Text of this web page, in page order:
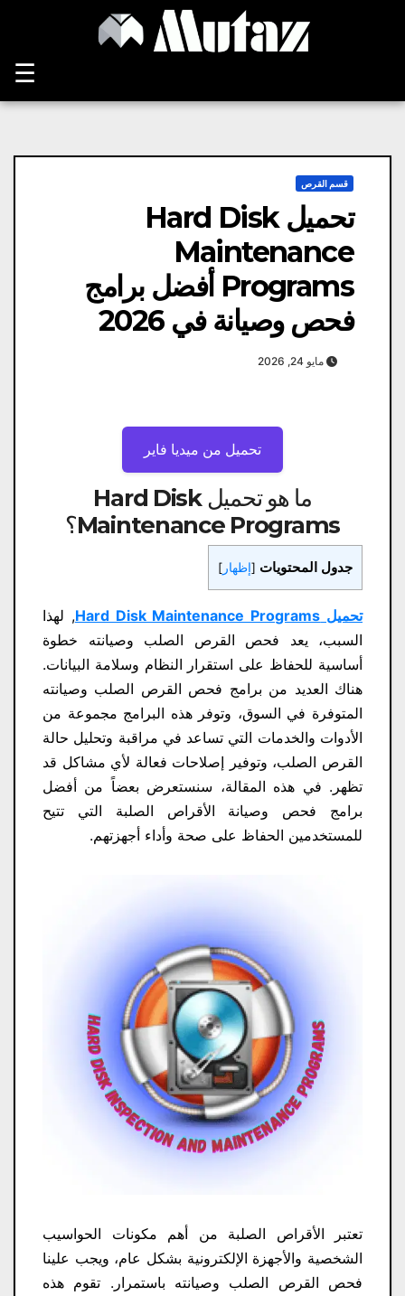
☰
قسم القرص
تحميل Hard Disk
Maintenance
Programs أفضل برامج
فحص وصيانة في 2026
مايو 24, 2026
تحميل من ميديا ​​فاير
ما هو تحميل Hard Disk
Maintenance Programs؟
جدول المحتويات [إظهار ]
تحميل Hard Disk Maintenance Programs
, لهذا
السبب، يعد فحص القرص الصلب وصيانته خطوة
أساسية للحفاظ على استقرار النظام وسلامة البيانات.
هناك العديد من برامج فحص القرص الصلب وصيانته
المتوفرة في السوق، وتوفر هذه البرامج مجموعة من
الأدوات والخدمات التي تساعد في مراقبة وتحليل حالة
القرص الصلب، وتوفير إصلاحات فعالة لأي مشاكل قد
تظهر. في هذه المقالة، سنستعرض بعضاً من أفضل
برامج فحص وصيانة الأقراص الصلبة التي تتيح
للمستخدمين الحفاظ على صحة وأداء أجهزتهم.
تعتبر الأقراص الصلبة من أهم مكونات الحواسيب
الشخصية والأجهزة الإلكترونية بشكل عام، ويجب علينا
فحص القرص الصلب وصيانته باستمرار. تقوم هذه